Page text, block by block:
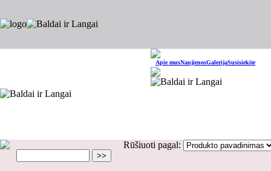
Apie musNaujienosGalerijaSusisiekite
Rūšiuoti pagal: